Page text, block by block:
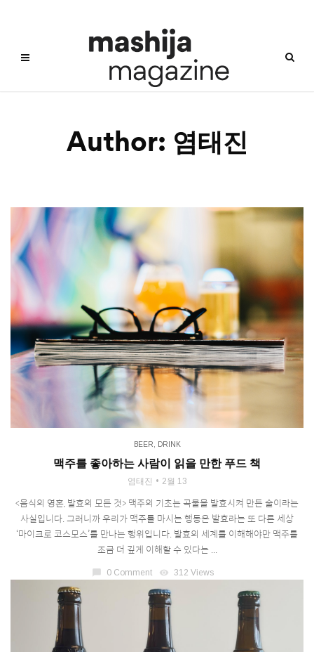
Author: 염태진
BEER DRINK
맥주를 좋아하는 사람이 읽을 만한 푸드 책
염태진 2월 13
<음식의 영혼, 발효의 모든 것> 맥주의 기초는 곡물을 발효시켜 만든 술이라는
사실입니다. 그러니까 우리가 맥주를 마시는 행동은 발효라는 또 다른 세상
‘마이크로 코스모스’를 만나는 행위입니다. 발효의 세계를 이해해야만 맥주를
조금 더 깊게 이해할 수 있다는 ...
0 Comment visibility 312 Views